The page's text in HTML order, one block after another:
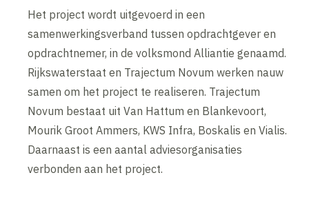
Het project wordt uitgevoerd in een
samenwerkingsverband tussen opdrachtgever en
opdrachtnemer, in de volksmond Alliantie genaamd.
Rijkswaterstaat en Trajectum Novum werken nauw
samen om het project te realiseren. Trajectum
Novum bestaat uit Van Hattum en Blankevoort,
Mourik Groot Ammers, KWS Infra, Boskalis en Vialis.
Daarnaast is een aantal adviesorganisaties
verbonden aan het project.